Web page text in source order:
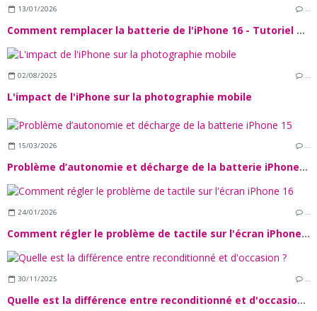
13/01/2026 …
Comment remplacer la batterie de l'iPhone 16 - Tutoriel Complet
02/08/2025 …
L'impact de l'iPhone sur la photographie mobile
15/03/2026 …
Problème d’autonomie et décharge de la batterie iPhone 15
24/01/2026 …
Comment régler le problème de tactile sur l'écran iPhone 16
30/11/2025
Quelle est la différence entre reconditionné et d'occasion ?